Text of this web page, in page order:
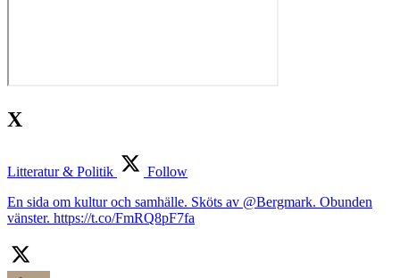
X
Litteratur & Politik
Follow
En sida om kultur och samhälle. Sköts av @Bergmark. Obunden
vänster. https://t.co/FmRQ8pF7fa